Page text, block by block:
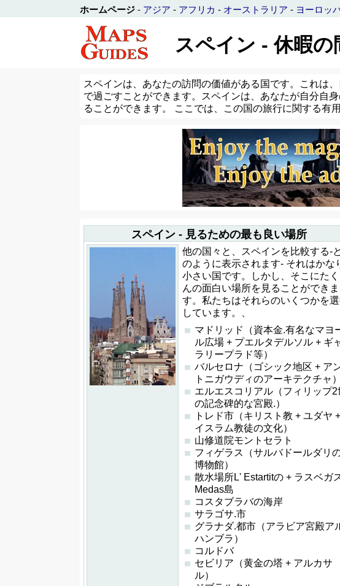
ホームページ - アジア - アフリカ - オーストラリア - ヨーロッ
スペイン - 休暇
スペインは、あなたの訪問の価値がある国です。これは
で過ごすことができます。スペインは、あなたが自分自
ることができます。 ここでは、この国の旅行に関する有
スペイン - 見るための最も良い場所
他の国々と、スペインを比較する-と
のように表示されます- それはかな
小さい国です。しかし、そこにたく
んの面白い場所を見ることができま
す。私たちはそれらのいくつかを
しています。、
マドリッド（資本金.有名なマヨ
ル広場 + プエルタデルソル + ギ
ラリープラド等）
バルセロナ（ゴシック地区 + ア
トニガウディのアーキテクチャ）
エルエスコリアル（フィリップ2
の記念碑的な宮殿.）
トレド市（キリスト教 + ユダヤ +
イスラム教徒の文化）
山修道院モントセラト
フィゲラス（サルバドールダリ
博物館）
散水場所L' Estartitの + ラスベガ
Medas島
コスタブラバの海岸
サラゴサ.市
グラナダ.都市（アラビア宮殿ア
ハンブラ）
コルドバ
セビリア（黄金の塔 + アルカサ
ル）